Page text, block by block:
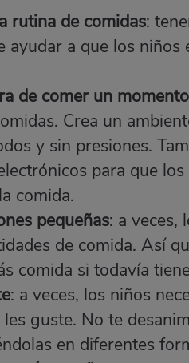
rutina de comidas:
ayudar a que los
de comer un
Crea un
y sin presiones.
para que
comida.
pequeñas: a veces,
de comida. Así
comida si todavía
: a veces, los niños
guste. No te
en diferentes